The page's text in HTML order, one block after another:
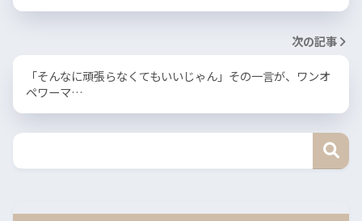
次の記事
「そんなに頑張らなくてもいいじゃん」その一言が、ワンオ
ペワーマ…